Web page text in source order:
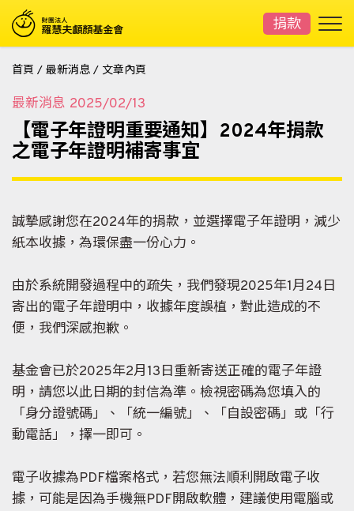
捐款
首頁 / 最新消息 / 文章內頁
最新消息 2025/02/13
【電子年證明重要通知】2024年捐款
之電子年證明補寄事宜
誠摯感謝您在2024年的捐款，並選擇電子年證明，減少
紙本收據，為環保盡一份心力。
由於系統開發過程中的疏失，我們發現2025年1月24日
寄出的電子年證明中，收據年度誤植，對此造成的不
便，我們深感抱歉。
基金會已於2025年2月13日重新寄送正確的電子年證
明，請您以此日期的封信為準。檢視密碼為您填入的
「身分證號碼」、「統一編號」、「自設密碼」或「行
動電話」，擇一即可。
電子收據為PDF檔案格式，若您無法順利開啟電子收
據，可能是因為手機無PDF開啟軟體，建議使用電腦或